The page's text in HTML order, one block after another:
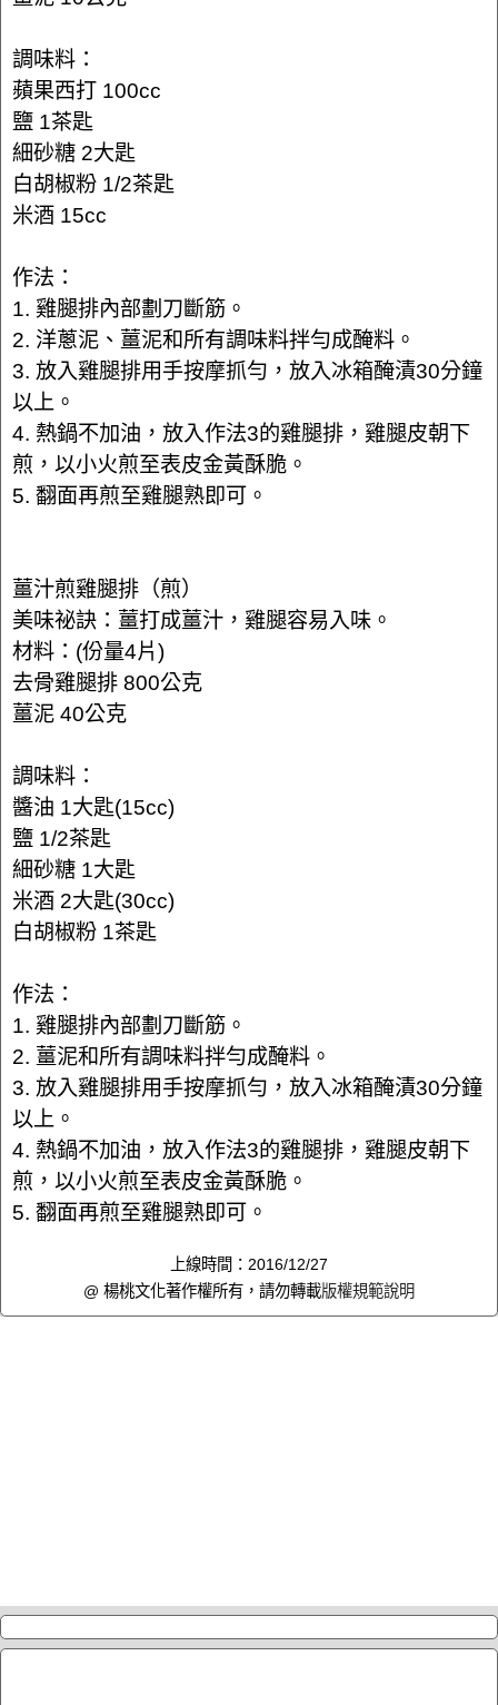
調味料：
蘋果西打 100cc
鹽 1茶匙
細砂糖 2大匙
白胡椒粉 1/2茶匙
米酒 15cc
作法：
1. 雞腿排內部劃刀斷筋。
2. 洋蔥泥、薑泥和所有調味料拌勻成醃料。
3. 放入雞腿排用手按摩抓勻，放入冰箱醃漬30分鐘
以上。
4. 熱鍋不加油，放入作法3的雞腿排，雞腿皮朝下
煎，以小火煎至表皮金黃酥脆。
5. 翻面再煎至雞腿熟即可。
薑汁煎雞腿排（煎）
美味祕訣：薑打成薑汁，雞腿容易入味。
材料：(份量4片)
去骨雞腿排 800公克
薑泥 40公克
調味料：
醬油 1大匙(15cc)
鹽 1/2茶匙
細砂糖 1大匙
米酒 2大匙(30cc)
白胡椒粉 1茶匙
作法：
1. 雞腿排內部劃刀斷筋。
2. 薑泥和所有調味料拌勻成醃料。
3. 放入雞腿排用手按摩抓勻，放入冰箱醃漬30分鐘
以上。
4. 熱鍋不加油，放入作法3的雞腿排，雞腿皮朝下
煎，以小火煎至表皮金黃酥脆。
5. 翻面再煎至雞腿熟即可。
上線時間：2016/12/27
@ 楊桃文化著作權所有，請勿轉載版權規範說明